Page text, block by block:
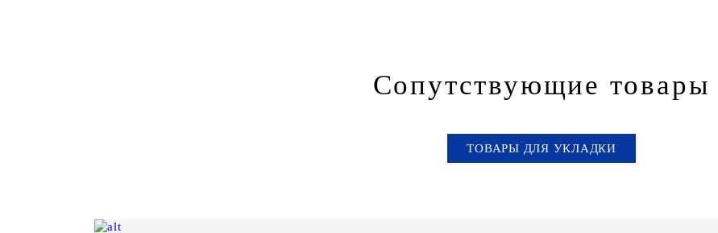
Сопутствующие товары
ТОВАРЫ ДЛЯ УКЛАДКИ